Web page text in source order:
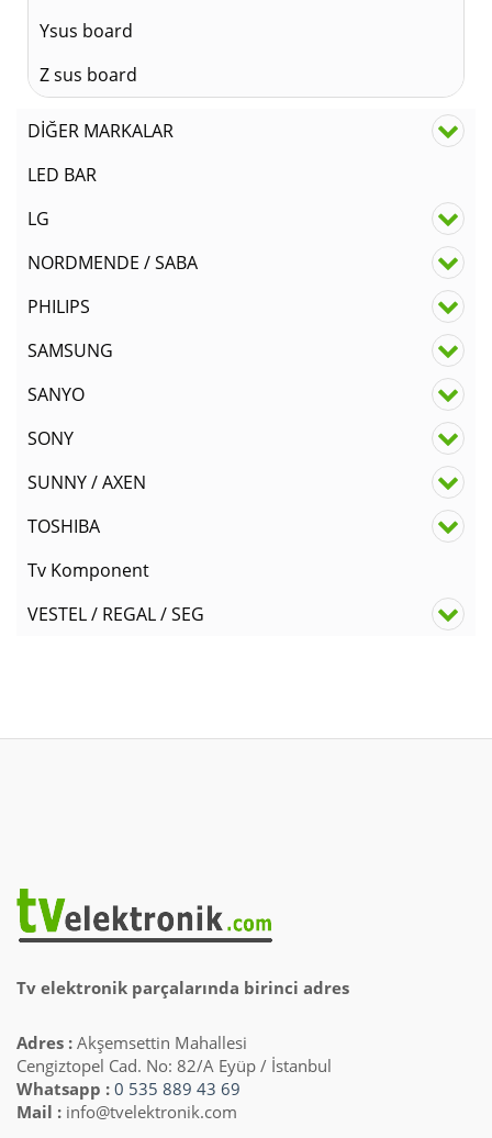
Ysus board
Z sus board
DİĞER MARKALAR
LED BAR
LG
NORDMENDE / SABA
PHILIPS
SAMSUNG
SANYO
SONY
SUNNY / AXEN
TOSHIBA
Tv Komponent
VESTEL / REGAL / SEG
Tv elektronik parçalarında birinci adres
Adres : Akşemsettin Mahallesi
Cengiztopel Cad. No: 82/A Eyüp / İstanbul
Whatsapp : 0 535 889 43 69
Mail : info@tvelektronik.com